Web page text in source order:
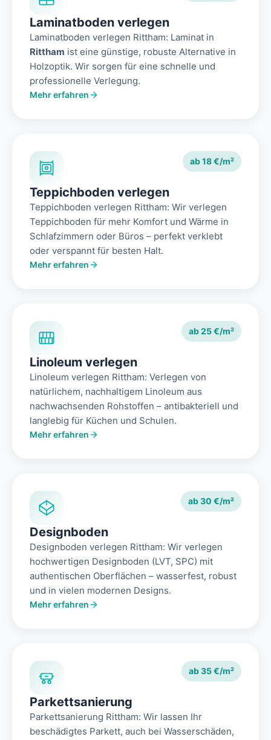
Laminatboden verlegen
Laminatboden verlegen Rittham: Laminat in
Rittham ist eine günstige, robuste Alternative in
Holzoptik. Wir sorgen für eine schnelle und
professionelle Verlegung.
Mehr erfahren
ab 18 €/m²
Teppichboden verlegen
Teppichboden verlegen Rittham: Wir verlegen
Teppichboden für mehr Komfort und Wärme in
Schlafzimmern oder Büros – perfekt verklebt
oder verspannt für besten Halt.
Mehr erfahren
ab 25 €/m²
Linoleum verlegen
Linoleum verlegen Rittham: Verlegen von
natürlichem, nachhaltigem Linoleum aus
nachwachsenden Rohstoffen – antibakteriell und
langlebig für Küchen und Schulen.
Mehr erfahren
ab 30 €/m²
Designboden
Designboden verlegen Rittham: Wir verlegen
hochwertigen Designboden (LVT, SPC) mit
authentischen Oberflächen – wasserfest, robust
und in vielen modernen Designs.
Mehr erfahren
ab 35 €/m²
Parkettsanierung
Parkettsanierung Rittham: Wir lassen Ihr
beschädigtes Parkett, auch bei Wasserschäden,